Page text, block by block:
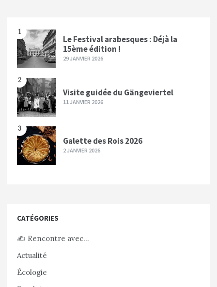
1
Le Festival arabesques : Déjà la
15ème édition !
29 JANVIER 2026
2
Visite guidée du Gängeviertel
11 JANVIER 2026
3
Galette des Rois 2026
2 JANVIER 2026
CATÉGORIES
✍️ Rencontre avec…
Actualité
Écologie